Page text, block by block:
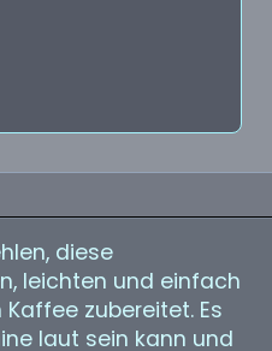
diese
leichten und einfach
zubereitet. Es
laut sein kann und